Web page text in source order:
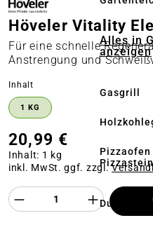
Alles in
anzeigen
Gasgrill
Pizzaofen
Pizzastein
Dutch
Höveler Vitality
Für eine schnelle
Anstrengung und
Inhalt
1 KG
20,99 €
Inhalt: 1 kg
inkl. MwSt. ggf. zzgl.
Produkt Anzahl